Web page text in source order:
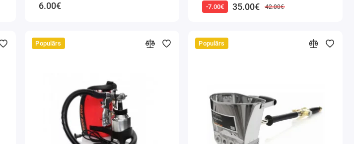
6.00€ -7.00€ 35.00€ 42.00€
Populārs Populārs